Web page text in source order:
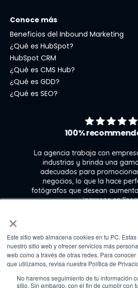
×
Este sitio web almacena cookies en tu PC.
nuestro sitio web y ofrecer servicios más
web como a través de otras redes. Para
que utilizamos, revisa nuestra Política de
No haremos seguimiento de tu información
sitio. Sin embargo, con el fin de cumplir con
Conoce más
Beneficios del Inbound Marketing
¿Qué es HubSpot?
HubSpot CRM
¿Qué es CMS Hub?
¿Qué es GDD?
¿Qué es SEO?
100%
La agencia trabaja con
industrias y brinda una
adecuados para
negocios, lo que la hace
fotógrafos que desean
ingresos en línea.
Kate Gross
Marketing & graphic
Fixthephoto